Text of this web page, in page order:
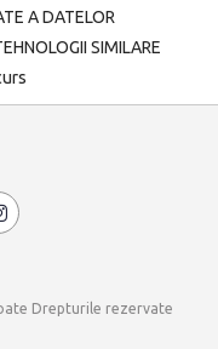
A DATELOR
SIMILARE
Drepturile rezervate